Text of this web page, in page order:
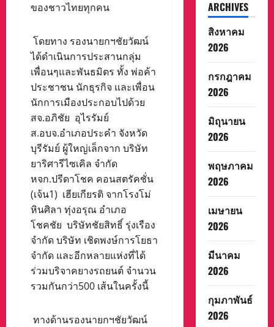
ของชาวไทยทุกคน
โดยทาง รองนายกฯชัยวัฒน์
ได้ดำเนินการประสานกลุ่ม
เพื่อนๆและพันธมิตร ทั้ง พ่อค้า
ประชาชน นักธุรกิจ และเพื่อน
นักการเมืองประกอบไปด้วย
สจ.อภิชัย อุไรรัมย์
ส.อบจ.อำเภอประคำ จังหวัด
บุรีรัมย์ ผู้ใหญ่เล็กจาก บริษัท
ยาริศารีไซเคิล จำกัด
หจก.ปรีดาโชค คอนสตรัคชั่น
(เจ้น1) เฮียเกียรติ จากโรงโม่
หินศิลา ทุ่งอรุณ อำเภอ
โชคชัย บริษัทชัยสิทธิ์ รุ่งเรือง
จำกัด บริษัท เชิดพงษ์การโยธา
จำกัด และอีกหลายแห่งที่ได้
ร่วมบริจาคยางรถยนต์ จำนวน
รวมกันกว่า500 เส้นในครั้งนี้
ทางด้านรองนายกฯชัยวัฒน์
ARCHIVES
สิงหาคม
2026
กรกฎาคม
2026
มิถุนายน
2026
พฤษภาคม
2026
เมษายน
2026
มีนาคม
2026
กุมภาพันธ์
2026